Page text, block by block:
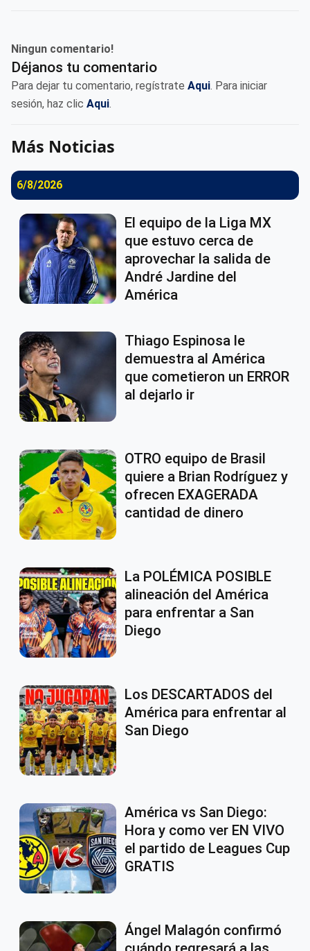
Ningun comentario!
Déjanos tu comentario
Para dejar tu comentario, regístrate Aqui. Para iniciar
sesión, haz clic Aqui.
Más Noticias
6/8/2026
El equipo de la Liga MX
que estuvo cerca de
aprovechar la salida de
André Jardine del
América
Thiago Espinosa le
demuestra al América
que cometieron un ERROR
al dejarlo ir
OTRO equipo de Brasil
quiere a Brian Rodríguez y
ofrecen EXAGERADA
cantidad de dinero
La POLÉMICA POSIBLE
alineación del América
para enfrentar a San
Diego
Los DESCARTADOS del
América para enfrentar al
San Diego
América vs San Diego:
Hora y como ver EN VIVO
el partido de Leagues Cup
GRATIS
Ángel Malagón confirmó